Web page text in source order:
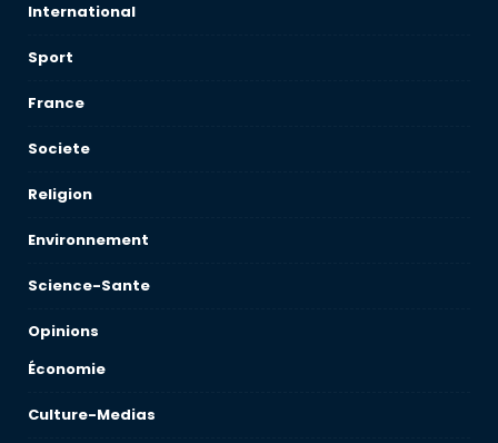
International
Sport
France
Societe
Religion
Environnement
Science-Sante
Opinions
Économie
Culture-Medias